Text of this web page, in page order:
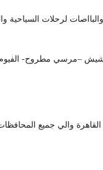
لرحلات السياحية
–مرسي مطروح- الفيوم
والي جميع